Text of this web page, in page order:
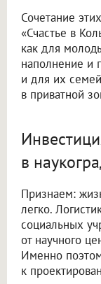
Сочетание
«Счастье в
как для
наполнение и
и для их
в приватной
в
Признаем:
легко.
социальных
от научного
Именно
к